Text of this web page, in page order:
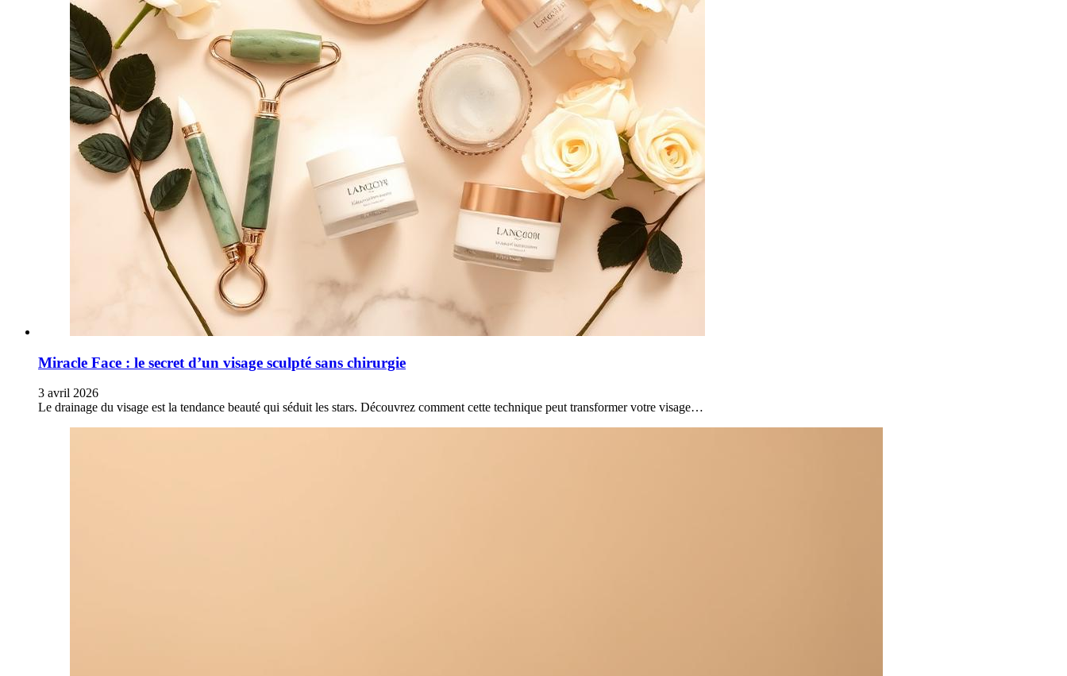
Miracle Face : le secret d’un visage sculpté sans chirurgie
3 avril 2026
Le drainage du visage est la tendance beauté qui séduit les stars. Découvrez comment cette technique peut transformer votre visage…